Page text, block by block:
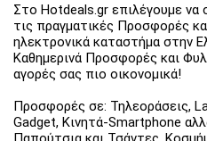
Στο Hotdeals.gr επιλέγουμε να
τις πραγματικές Προσφορές
ηλεκτρονικά καταστήμα στην
Καθημερινά Προσφορές και
αγορές σας πιο οικονομικά!
Προσφορές σε: Τηλεοράσεις,
Gadget, Κινητά-Smartphone